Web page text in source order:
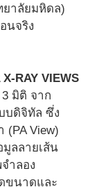
าลัยมหิดล)
นจริง
RAY VIEWS
มิติ จาก
บดิจิทัล ซึ่ง
(PA View)
ลลายเส้น
ำลอง
ขนาดและ